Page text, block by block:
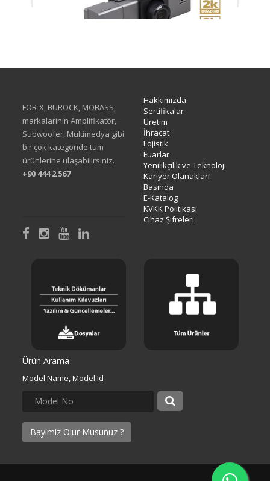
FOR-X, BUROCK, MOBASS,
markalarinin Amplifikatör,
Subwoofer, Multimedya gibi
bir çok kategoride tüm
ürünlerine ulaşabilirsiniz.
+90 444 2 567
Hakkımızda
Sertifikalar
Üretim
İhracat
Lojistik
Fuarlar
Yenilikçilik ve Teknoloji
Kariyer Olanakları
Basında
E-Katalog
KVKK Politikası
Cihaz Şifreleri
Ürün Arama
Model Name, Model Id
Bayimiz Olur Musunuz ?